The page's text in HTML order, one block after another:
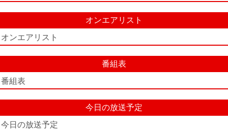
オンエアリスト
オンエアリスト
番組表
番組表
今日の放送予定
今日の放送予定